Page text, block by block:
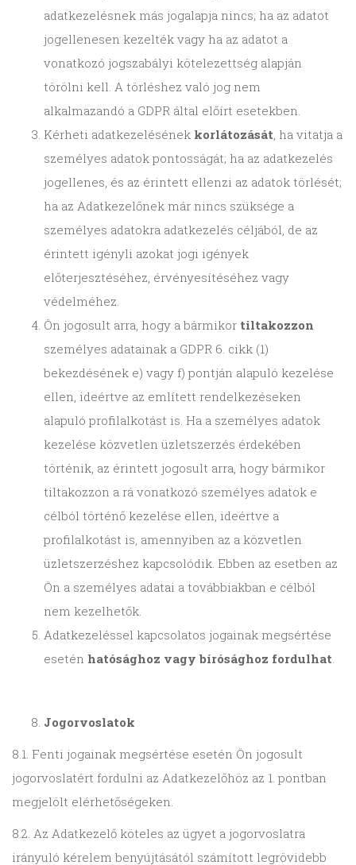
adatkezelésnek más jogalapja nincs; ha az adatot
jogellenesen kezelték vagy ha az adatot a
vonatkozó jogszabályi kötelezettség alapján
törölni kell. A törléshez való jog nem
alkalmazandó a GDPR által előírt esetekben.
Kérheti adatkezelésének korlátozását , ha vitatja a
személyes adatok pontosságát; ha az adatkezelés
jogellenes, és az érintett ellenzi az adatok törlését;
ha az Adatkezelőnek már nincs szüksége a
személyes adatokra adatkezelés céljából, de az
érintett igényli azokat jogi igények
előterjesztéséhez, érvényesítéséhez vagy
védelméhez.
Ön jogosult arra, hogy a bármikor tiltakozzon
személyes adatainak a GDPR 6. cikk (1)
bekezdésének e) vagy f) pontján alapuló kezelése
ellen, ideértve az említett rendelkezéseken
alapuló profilalkotást is. Ha a személyes adatok
kezelése közvetlen üzletszerzés érdekében
történik, az érintett jogosult arra, hogy bármikor
tiltakozzon a rá vonatkozó személyes adatok e
célból történő kezelése ellen, ideértve a
profilalkotást is, amennyiben az a közvetlen
üzletszerzéshez kapcsolódik. Ebben az esetben az
Ön a személyes adatai a továbbiakban e célból
nem kezelhetők.
Adatkezeléssel kapcsolatos jogainak megsértése
esetén hatósághoz vagy bírósághoz fordulhat
Jogorvoslatok
8.1. Fenti jogainak megsértése esetén Ön jogosult
jogorvoslatért fordulni az Adatkezelőhöz az 1. pontban
megjelölt elérhetőségeken.
8.2. Az Adatkezelő köteles az ügyet a jogorvoslatra
irányuló kérelem benyújtásától számított legrövidebb